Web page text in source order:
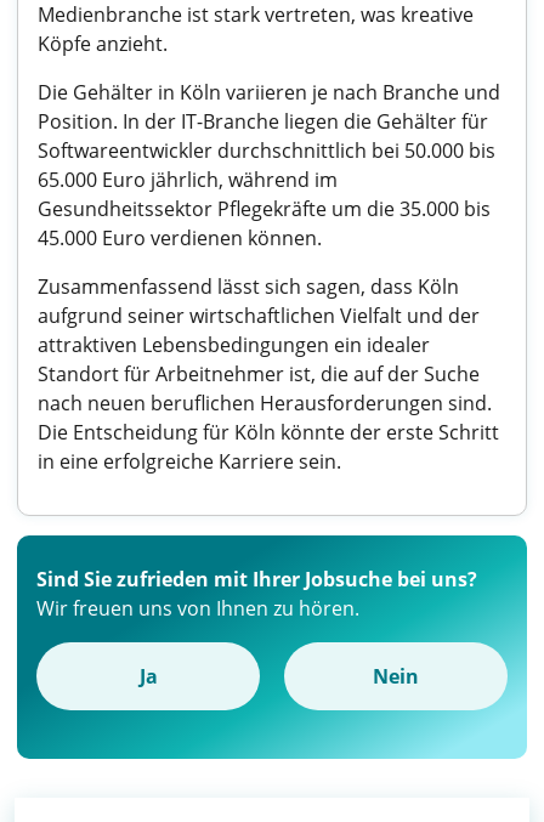
Medienbranche ist stark vertreten, was kreative
Köpfe anzieht.
Die Gehälter in Köln variieren je nach Branche und
Position. In der IT-Branche liegen die Gehälter für
Softwareentwickler durchschnittlich bei 50.000 bis
65.000 Euro jährlich, während im
Gesundheitssektor Pflegekräfte um die 35.000 bis
45.000 Euro verdienen können.
Zusammenfassend lässt sich sagen, dass Köln
aufgrund seiner wirtschaftlichen Vielfalt und der
attraktiven Lebensbedingungen ein idealer
Standort für Arbeitnehmer ist, die auf der Suche
nach neuen beruflichen Herausforderungen sind.
Die Entscheidung für Köln könnte der erste Schritt
in eine erfolgreiche Karriere sein.
Sind Sie zufrieden mit Ihrer Jobsuche bei uns?
Wir freuen uns von Ihnen zu hören.
Ja Nein